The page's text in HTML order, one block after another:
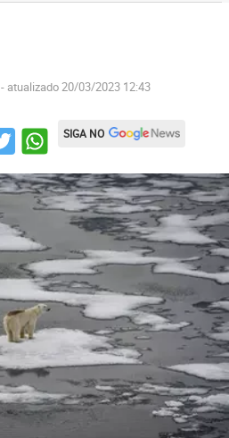
- atualizado 20/03/2023 12:43
SIGA NO